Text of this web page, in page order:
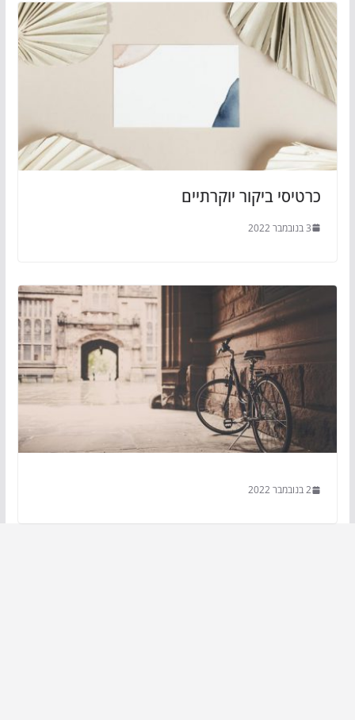
כרטיסי ביקור יוקרתיים
3 בנובמבר 2022
2 בנובמבר 2022